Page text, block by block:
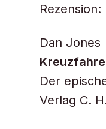
Dan Jones
Der
Verlag C.